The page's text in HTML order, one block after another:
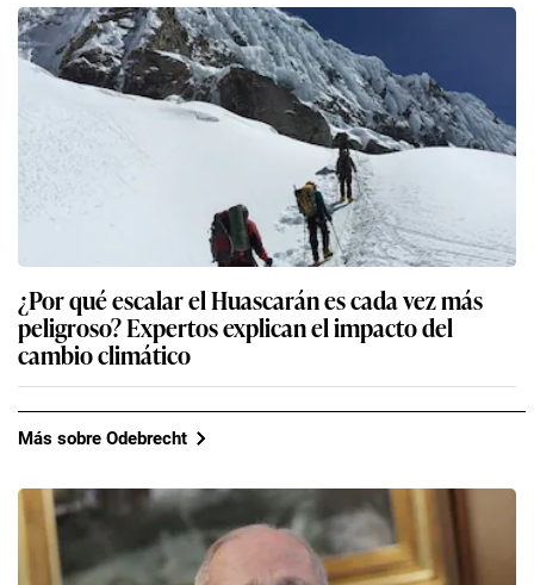
¿Por qué escalar el Huascarán es cada vez más
peligroso? Expertos explican el impacto del
cambio climático
Más sobre Odebrecht